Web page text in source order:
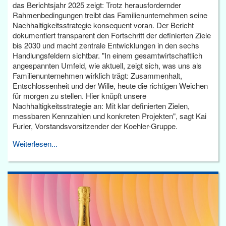
das Berichtsjahr 2025 zeigt: Trotz herausfordernder
Rahmenbedingungen treibt das Familienunternehmen seine
Nachhaltigkeitsstrategie konsequent voran. Der Bericht
dokumentiert transparent den Fortschritt der definierten Ziele
bis 2030 und macht zentrale Entwicklungen in den sechs
Handlungsfeldern sichtbar. "In einem gesamtwirtschaftlich
angespannten Umfeld, wie aktuell, zeigt sich, was uns als
Familienunternehmen wirklich trägt: Zusammenhalt,
Entschlossenheit und der Wille, heute die richtigen Weichen
für morgen zu stellen. Hier knüpft unsere
Nachhaltigkeitsstrategie an: Mit klar definierten Zielen,
messbaren Kennzahlen und konkreten Projekten", sagt Kai
Furler, Vorstandsvorsitzender der Koehler-Gruppe.
Weiterlesen...